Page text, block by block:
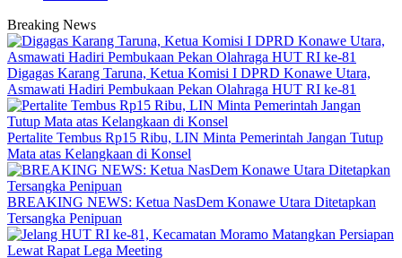
Breaking News
Digagas Karang Taruna, Ketua Komisi I DPRD Konawe Utara,
Asmawati Hadiri Pembukaan Pekan Olahraga HUT RI ke-81
‎Pertalite Tembus Rp15 Ribu, LIN Minta Pemerintah Jangan Tutup
Mata atas Kelangkaan di Konsel
BREAKING NEWS: Ketua NasDem Konawe Utara Ditetapkan
Tersangka Penipuan